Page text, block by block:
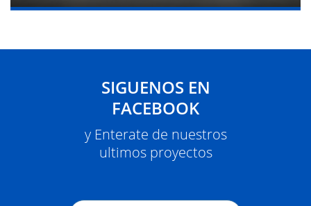
SIGUENOS EN
FACEBOOK
y Enterate de nuestros
ultimos proyectos